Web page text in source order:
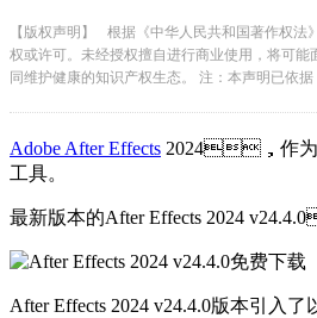
【版权声明】
根据《中华人民共和国著作权法
权或许可。未经授权擅自进行商业使用，将可
同维护健康的知识产权生态。 注：本声明已依
Adobe After Effects 2024，作为
工具。
最新版本的After Effects 2024
After Effects 2024 v24.4.0版本引入了以